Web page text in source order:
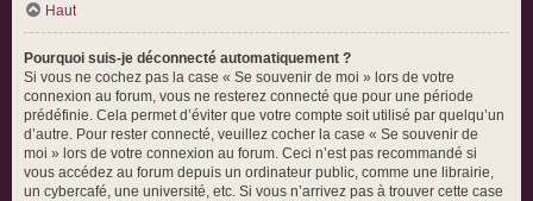
Haut
Pourquoi suis-je déconnecté automatiquement ?
Si vous ne cochez pas la case « Se souvenir de moi » lors de votre
connexion au forum, vous ne resterez connecté que pour une période
prédéfinie. Cela permet d’éviter que votre compte soit utilisé par quelqu’un
d’autre. Pour rester connecté, veuillez cocher la case « Se souvenir de
moi » lors de votre connexion au forum. Ceci n’est pas recommandé si
vous accédez au forum depuis un ordinateur public, comme une librairie,
un cybercafé, une université, etc. Si vous n’arrivez pas à trouver cette case